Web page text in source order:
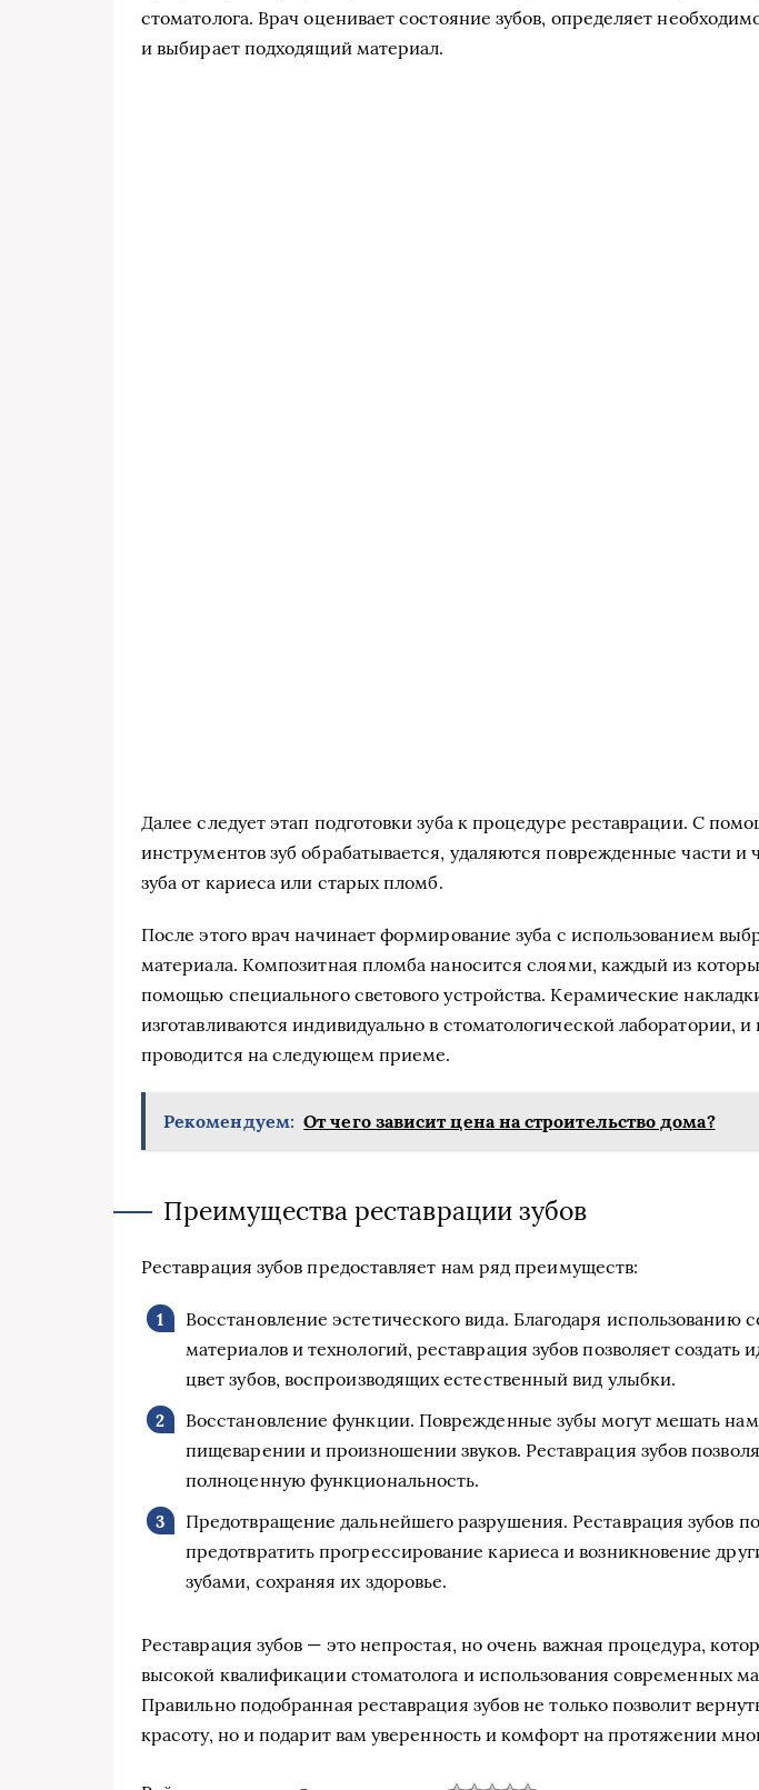
стоматолога. Врач оценивает состояние зубов, определяет
и выбирает подходящий материал.
Далее следует этап подготовки зуба к процедуре реставрации. С
инструментов зуб обрабатывается, удаляются поврежденные части и
зуба от кариеса или старых пломб.
После этого врач начинает формирование зуба с использованием
материала. Композитная пломба наносится слоями, каждый из
помощью специального светового устройства. Керамические
изготавливаются индивидуально в стоматологической лаборатории, и
проводится на следующем приеме.
Рекомендуем: От чего зависит цена на строительство дома?
Преимущества реставрации зубов
Реставрация зубов предоставляет нам ряд преимуществ:
Восстановление эстетического вида. Благодаря использованию
материалов и технологий, реставрация зубов позволяет создать
цвет зубов, воспроизводящих естественный вид улыбки.
Восстановление функции. Поврежденные зубы могут мешать
пищеварении и произношении звуков. Реставрация зубов
полноценную функциональность.
Предотвращение дальнейшего разрушения. Реставрация зубов
предотвратить прогрессирование кариеса и возникновение
зубами, сохраняя их здоровье.
Реставрация зубов — это непростая, но очень важная процедура,
высокой квалификации стоматолога и использования современных
Правильно подобранная реставрация зубов не только позволит
красоту, но и подарит вам уверенность и комфорт на протяжении